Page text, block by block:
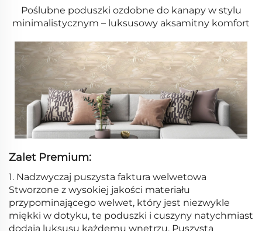
Poślubne poduszki ozdobne do kanapy w stylu
minimalistycznym – luksusowy aksamitny komfort
Zalet Premium:
1. Nadzwyczaj puszysta faktura welwetowa
Stworzone z wysokiej jakości materiału
przypominającego welwet, który jest niezwykle
miękki w dotyku, te poduszki i cuszyny natychmiast
dodają luksusu każdemu wnętrzu. Puszysta